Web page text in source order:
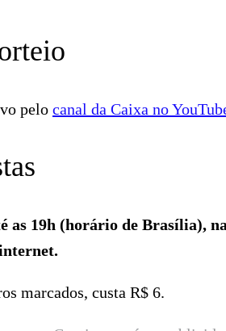
pelo canal da Caixa no
as 19h (horário de Brasília),
marcados, custa R$ 6.